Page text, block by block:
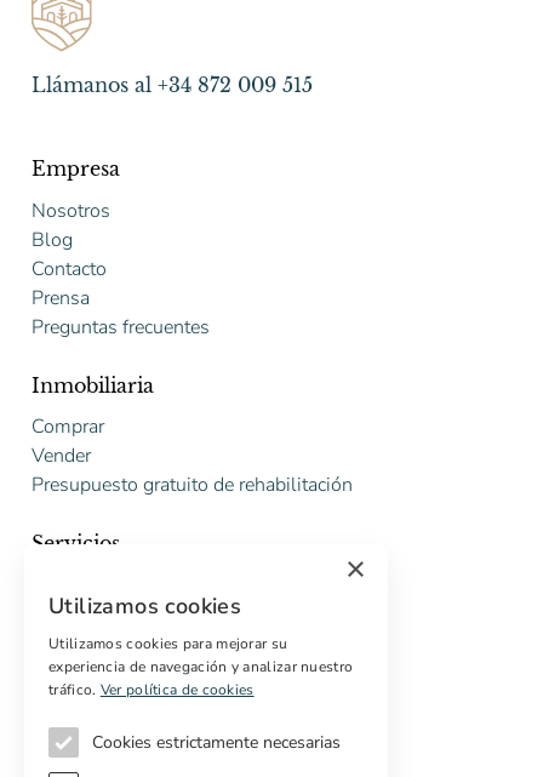
Llámanos al +34 872 009 515
Empresa
Nosotros
Blog
Contacto
Prensa
Preguntas frecuentes
Inmobiliaria
Comprar
Vender
Presupuesto gratuito de rehabilitación
Servicios
Compradores internacionales
Propiedades off-market
Servicios para compradores
×
Utilizamos cookies
Utilizamos cookies para mejorar su
experiencia de navegación y analizar nuestro
tráfico. Ver política de cookies
Cookies estrictamente necesarias